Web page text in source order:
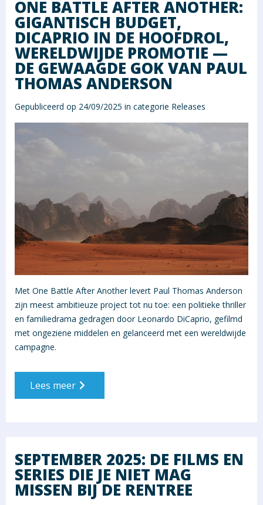
ONE BATTLE AFTER ANOTHER:
GIGANTISCH BUDGET,
DICAPRIO IN DE HOOFDROL,
WERELDWIJDE PROMOTIE —
DE GEWAAGDE GOK VAN PAUL
THOMAS ANDERSON
Gepubliceerd op 24/09/2025 in categorie Releases
Met One Battle After Another levert Paul Thomas Anderson
zijn meest ambitieuze project tot nu toe: een politieke thriller
en familiedrama gedragen door Leonardo DiCaprio, gefilmd
met ongeziene middelen en gelanceerd met een wereldwijde
campagne.
Lees meer
SEPTEMBER 2025: DE FILMS EN
SERIES DIE JE NIET MAG
MISSEN BIJ DE RENTREE